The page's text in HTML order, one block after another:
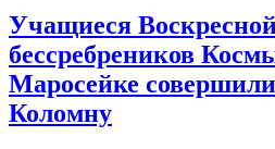
Учащиеся
бессребреников
Маросейке
Коломну